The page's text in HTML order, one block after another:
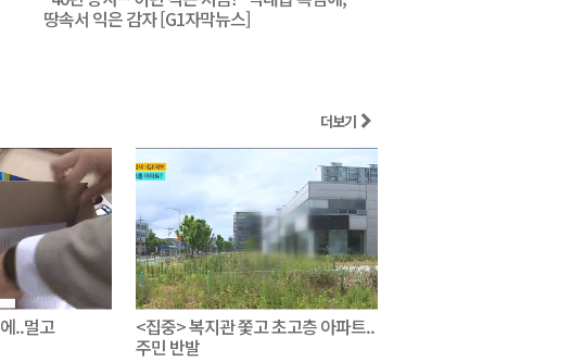
땅속서 익은 감자 [G1자막뉴스]
더보기
..멀고 <집중> 복지관 쫓고 초고층 아파트..
주민 반발